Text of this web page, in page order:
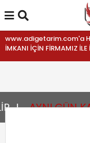
www.adigetarim.com'a
İMKANI İÇİN FİRMAMIZ İLE
AYNI GÜN